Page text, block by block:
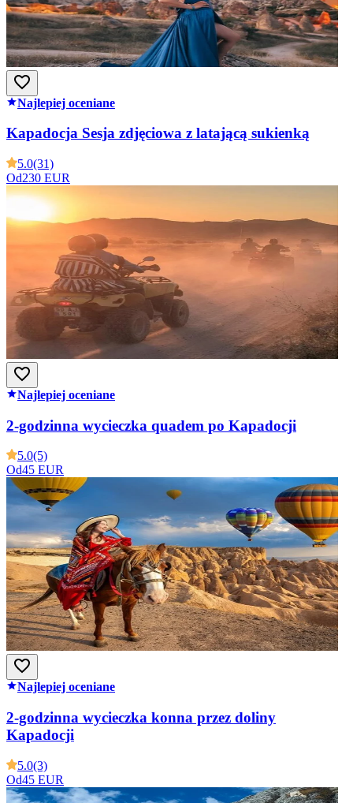
Najlepiej oceniane
Kapadocja Sesja zdjęciowa z latającą sukienką
5.0(31)
Od230 EUR
Najlepiej oceniane
2-godzinna wycieczka quadem po Kapadocji
5.0(5)
Od45 EUR
Najlepiej oceniane
2-godzinna wycieczka konna przez doliny
Kapadocji
5.0(3)
Od45 EUR